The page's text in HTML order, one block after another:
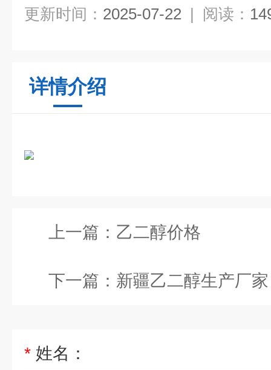
更新时间： 2025-07-22 | 阅读：
详情介绍
上一篇： 乙二醇价格
下一篇： 新疆乙二醇生产厂家
* 姓名：